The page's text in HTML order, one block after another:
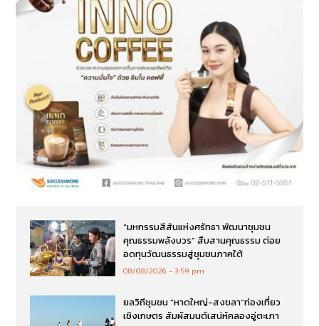
“มหกรรมสีสันแห่งศรัทธา พัฒนาชุมชน
คุณธรรมพลังบวร” สืบสานคุณธรรม ต่อย
อดทุนวัฒนธรรมสู่ชุมชนภาคใต้
08/08/2026 3:59 pm
ยลวิถีชุมชน “หาดใหญ่-สงขลา”ท่องเที่ยว
เชิงเกษตร สัมผัสมนต์เสน่ห์คลองอู่ตะเภา